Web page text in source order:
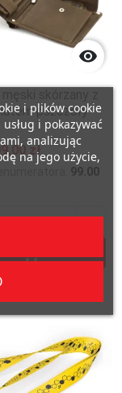

pszczoły -
zł
99.00


i plików cookie
i pokazywać
analizując
na jego użycie,